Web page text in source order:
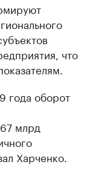
что
года оборот
млрд
Харченко.